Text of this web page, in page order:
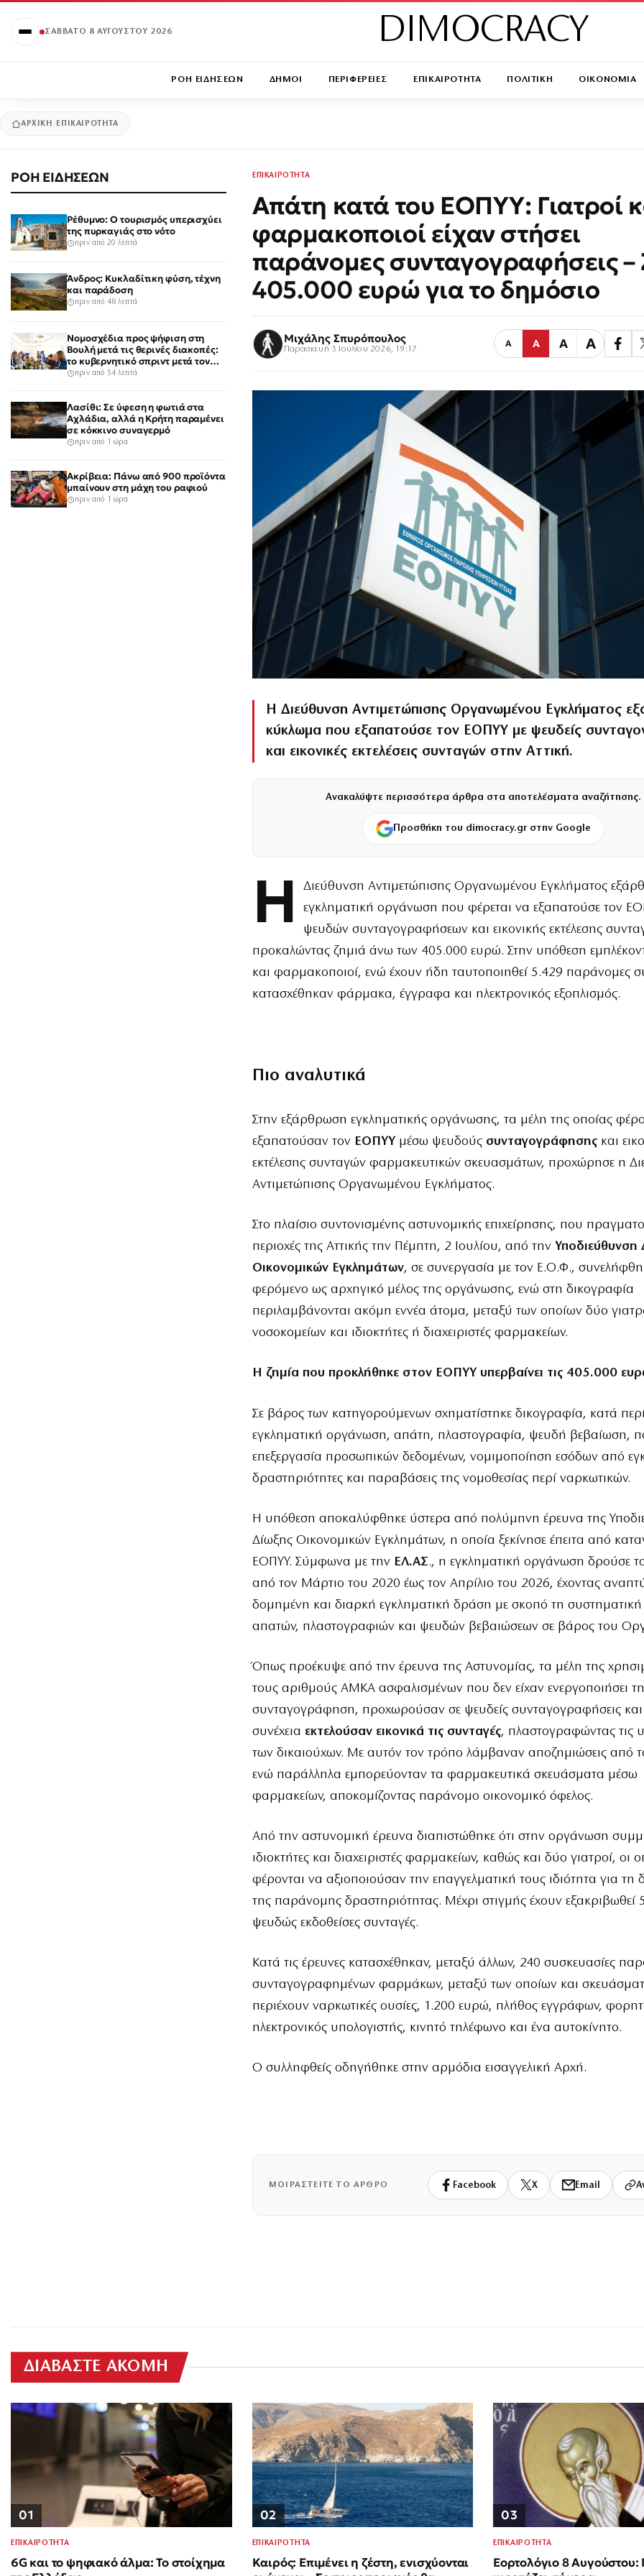
ΣΆΒΒΑΤΟ 8 ΑΥΓΟΎΣΤΟΥ 2026 DIMOCRACY
ΡΟΗ ΕΙΔΗΣΕΩΝ ΔΗΜΟΙ ΠΕΡΙΦΕΡΕΙΕΣ ΕΠΙΚΑΙΡΟΤΗΤΑ ΠΟΛΙΤΙΚΗ ΟΙΚΟΝΟΜΙΑ
ΑΡΧΙΚΉ ΕΠΙΚΑΙΡΟΤΗΤΑ
ΡΟΗ ΕΙΔΗΣΕΩΝ
Ρέθυμνο: Ο τουρισμός υπερισχύει
της πυρκαγιάς στο νότο
πριν από 20 λεπτά
Άνδρος: Κυκλαδίτικη φύση, τέχνη
και παράδοση
πριν από 48 λεπτά
Νομοσχέδια προς ψήφιση στη
Βουλή μετά τις θερινές διακοπές:
το κυβερνητικό σπριντ μετά τον
Δεκαπενταύγουστο
πριν από 54 λεπτά
Λασίθι: Σε ύφεση η φωτιά στα
Αχλάδια, αλλά η Κρήτη παραμένει
σε κόκκινο συναγερμό
πριν από 1 ώρα
Ακρίβεια: Πάνω από 900 προϊόντα
μπαίνουν στη μάχη του ραφιού
πριν από 1 ώρα
ΕΠΙΚΑΙΡΟΤΗΤΑ
Απάτη κατά του ΕΟΠΥΥ: Γιατροί
φαρμακοποιοί είχαν στήσει
παράνομες συνταγογραφήσεις –
405.000 ευρώ για το δημόσιο
Μιχάλης Σπυρόπουλος
Παρασκευή 3 Ιουλίου 2026, 19:17
Α Α Α Α
Η Διεύθυνση Αντιμετώπισης Οργανωμένου Εγκλήματος
κύκλωμα που εξαπατούσε τον ΕΟΠΥΥ με ψευδείς
και εικονικές εκτελέσεις συνταγών στην Αττική.
Ανακαλύψτε περισσότερα άρθρα στα αποτελέσματα αναζήτησης.
Προσθήκη του dimocracy.gr στην Google
Η
Διεύθυνση Αντιμετώπισης Οργανωμένου Εγκλήματος
εγκληματική οργάνωση που φέρεται να εξαπατούσε τον
ψευδών συνταγογραφήσεων και εικονικής εκτέλεσης
προκαλώντας ζημιά άνω των 405.000 ευρώ. Στην υπόθεση
και φαρμακοποιοί, ενώ έχουν ήδη ταυτοποιηθεί 5.429 παράνομες
κατασχέθηκαν φάρμακα, έγγραφα και ηλεκτρονικός εξοπλισμός.
Πιο αναλυτικά
Στην εξάρθρωση εγκληματικής οργάνωσης, τα μέλη της οποίας
εξαπατούσαν τον ΕΟΠΥΥ μέσω ψευδούς συνταγογράφησης και
εκτέλεσης συνταγών φαρμακευτικών σκευασμάτων, προχώρησε η
Αντιμετώπισης Οργανωμένου Εγκλήματος.
Στο πλαίσιο συντονισμένης αστυνομικής επιχείρησης, που
περιοχές της Αττικής την Πέμπτη, 2 Ιουλίου, από την Υποδιεύθυνση
Οικονομικών Εγκλημάτων, σε συνεργασία με τον Ε.Ο.Φ.,
φερόμενο ως αρχηγικό μέλος της οργάνωσης, ενώ στη δικογραφία
περιλαμβάνονται ακόμη εννέα άτομα, μεταξύ των οποίων δύο
νοσοκομείων και ιδιοκτήτες ή διαχειριστές φαρμακείων.
Η ζημία που προκλήθηκε στον ΕΟΠΥΥ υπερβαίνει τις 405.000
Σε βάρος των κατηγορούμενων σχηματίστηκε δικογραφία, κατά
εγκληματική οργάνωση, απάτη, πλαστογραφία, ψευδή βεβαίωση,
επεξεργασία προσωπικών δεδομένων, νομιμοποίηση εσόδων από
δραστηριότητες και παραβάσεις της νομοθεσίας περί ναρκωτικών.
Η υπόθεση αποκαλύφθηκε ύστερα από πολύμηνη έρευνα της
Δίωξης Οικονομικών Εγκλημάτων, η οποία ξεκίνησε έπειτα από
ΕΟΠΥΥ. Σύμφωνα με την ΕΛ.ΑΣ., η εγκληματική οργάνωση δρούσε
από τον Μάρτιο του 2020 έως τον Απρίλιο του 2026, έχοντας
δομημένη και διαρκή εγκληματική δράση με σκοπό τη
απατών, πλαστογραφιών και ψευδών βεβαιώσεων σε βάρος του
Όπως προέκυψε από την έρευνα της Αστυνομίας, τα μέλη της
τους αριθμούς ΑΜΚΑ ασφαλισμένων που δεν είχαν ενεργοποιήσει
συνταγογράφηση, προχωρούσαν σε ψευδείς συνταγογραφήσεις
συνέχεια εκτελούσαν εικονικά τις συνταγές, πλαστογραφώντας τις
των δικαιούχων. Με αυτόν τον τρόπο λάμβαναν αποζημιώσεις από
ενώ παράλληλα εμπορεύονταν τα φαρμακευτικά σκευάσματα μέσω
φαρμακείων, αποκομίζοντας παράνομο οικονομικό όφελος.
Από την αστυνομική έρευνα διαπιστώθηκε ότι στην οργάνωση
ιδιοκτήτες και διαχειριστές φαρμακείων, καθώς και δύο γιατροί, οι
φέρονται να αξιοποιούσαν την επαγγελματική τους ιδιότητα για τη
της παράνομης δραστηριότητας. Μέχρι στιγμής έχουν εξακριβωθεί
ψευδώς εκδοθείσες συνταγές.
Κατά τις έρευνες κατασχέθηκαν, μεταξύ άλλων, 240 συσκευασίες
συνταγογραφημένων φαρμάκων, μεταξύ των οποίων και
περιέχουν ναρκωτικές ουσίες, 1.200 ευρώ, πλήθος εγγράφων,
ηλεκτρονικός υπολογιστής, κινητό τηλέφωνο και ένα αυτοκίνητο.
Ο συλληφθείς οδηγήθηκε στην αρμόδια εισαγγελική Αρχή.
ΜΟΙΡΑΣΤΕΙΤΕ ΤΟ ΑΡΘΡΟ Facebook X Email
ΔΙΑΒΑΣΤΕ ΑΚΟΜΗ
01
ΕΠΙΚΑΙΡΟΤΗΤΑ
6G και το ψηφιακό άλμα: Το στοίχημα
02
ΕΠΙΚΑΙΡΟΤΗΤΑ
Καιρός: Επιμένει η ζέστη, ενισχύονται
03
ΕΠΙΚΑΙΡΟΤΗΤΑ
Εορτολόγιο 8 Αυγούστου: